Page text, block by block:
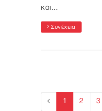
και...
Συνέχεια
1 2 3